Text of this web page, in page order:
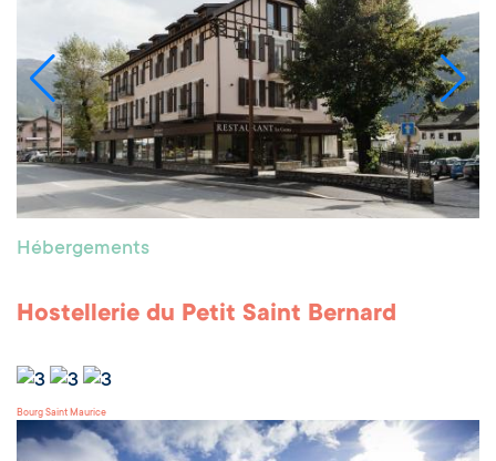
Hébergements
Hostellerie du Petit Saint Bernard
Bourg Saint Maurice